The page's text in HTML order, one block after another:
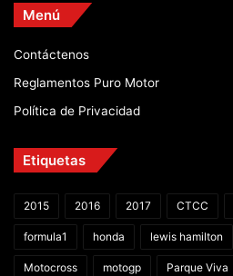
Menú
Contáctenos
Reglamentos Puro Motor
Política de Privacidad
Etiquetas
2015 2016 2017 CTCC
formula1 honda lewis hamilton
Motocross motogp Parque Viva